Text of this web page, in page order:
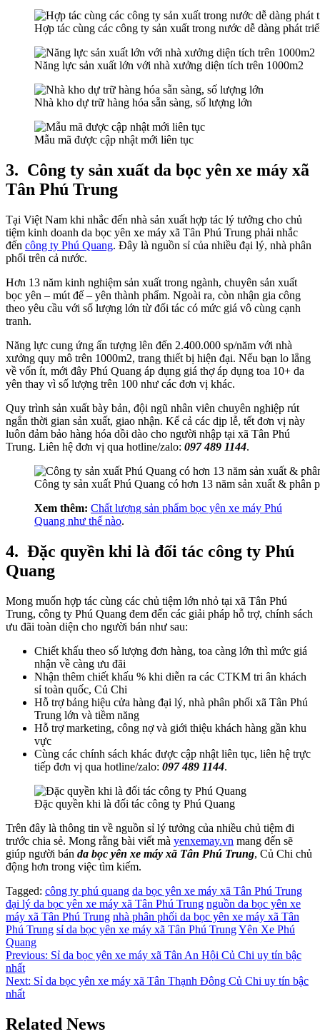
Hợp tác cùng các công ty sản xuất trong nước dễ dàng phát
Năng lực sản xuất lớn với nhà xưởng diện tích trên 1000m2
Nhà kho dự trữ hàng hóa sẵn sàng, số lượng lớn
Mẫu mã được cập nhật mới liên tục
3. Công ty sản xuất da bọc yên xe máy xã
Tân Phú Trung
Tại Việt Nam khi nhắc đến nhà sản xuất hợp tác lý tưởng cho chủ
tiệm kinh doanh da bọc yên xe máy xã Tân Phú Trung phải nhắc
đến công ty Phú Quang. Đây là nguồn sỉ của nhiều đại lý, nhà phân
phối trên cả nước.
Hơn 13 năm kinh nghiệm sản xuất trong ngành, chuyên sản xuất
bọc yên – mút đế – yên thành phẩm. Ngoài ra, còn nhận gia công
theo yêu cầu với số lượng lớn từ đối tác có mức giá vô cùng cạnh
tranh.
Năng lực cung ứng ấn tượng lên đến 2.400.000 sp/năm với nhà
xưởng quy mô trên 1000m2, trang thiết bị hiện đại. Nếu bạn lo lắng
về vốn ít, mới đây Phú Quang áp dụng giá thợ áp dụng toa 10+ da
yên thay vì số lượng trên 100 như các đơn vị khác.
Quy trình sản xuất bày bản, đội ngũ nhân viên chuyên nghiệp rút
ngắn thời gian sản xuất, giao nhận. Kể cả các dịp lễ, tết đơn vị này
luôn đảm bảo hàng hóa dồi dào cho người nhập tại xã Tân Phú
Trung. Liên hệ đơn vị qua hotline/zalo: 097 489 1144.
Công ty sản xuất Phú Quang có hơn 13 năm sản xuất & phân
Xem thêm: Chất lượng sản phẩm bọc yên xe máy Phú
Quang như thế nào.
4. Đặc quyền khi là đối tác công ty Phú
Quang
Mong muốn hợp tác cùng các chủ tiệm lớn nhỏ tại xã Tân Phú
Trung, công ty Phú Quang đem đến các giải pháp hỗ trợ, chính sách
ưu đãi toàn diện cho người bán như sau:
Chiết khấu theo số lượng đơn hàng, toa càng lớn thì mức giá
nhận về càng ưu đãi
Nhận thêm chiết khấu % khi diễn ra các CTKM tri ân khách
sỉ toàn quốc, Củ Chi
Hỗ trợ bảng hiệu cửa hàng đại lý, nhà phân phối xã Tân Phú
Trung lớn và tiềm năng
Hỗ trợ marketing, công nợ và giới thiệu khách hàng gần khu
vực
Cùng các chính sách khác được cập nhật liên tục, liên hệ trực
tiếp đơn vị qua hotline/zalo: 097 489 1144.
Đặc quyền khi là đối tác công ty Phú Quang
Trên đây là thông tin về nguồn sỉ lý tưởng của nhiều chủ tiệm đi
trước chia sẻ. Mong rằng bài viết mà yenxemay.vn mang đến sẽ
giúp người bán da bọc yên xe máy xã Tân Phú Trung, Củ Chi chủ
động hơn trong việc tìm kiếm.
Tagged: công ty phú quang da bọc yên xe máy xã Tân Phú Trung
đại lý da bọc yên xe máy xã Tân Phú Trung nguồn da bọc yên xe
máy xã Tân Phú Trung nhà phân phối da bọc yên xe máy xã Tân
Phú Trung sỉ da bọc yên xe máy xã Tân Phú TrungYên Xe Phú
Quang
Điều
hướng
bài
viết
Previous: Sỉ da bọc yên xe máy xã Tân An Hội Củ Chi uy tín bậc
nhất
Next: Sỉ da bọc yên xe máy xã Tân Thạnh Đông Củ Chi uy tín bậc
nhất
Related News